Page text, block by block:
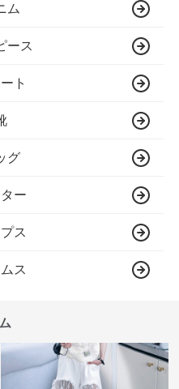
ム
ース
ト
グ
ー
ス
ス